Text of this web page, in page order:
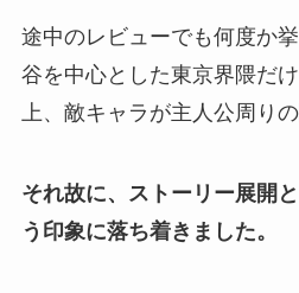
途中のレビューでも何度か
谷を中心とした東京界隈だ
上、敵キャラが主人公周り
それ故に、ストーリー展開
う印象に落ち着きました。